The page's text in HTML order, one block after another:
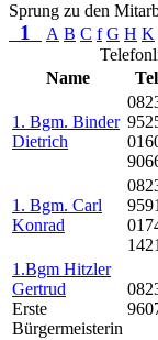
Sprung zu den
1 A B C f G H K
Name
1. Bgm. Binder
Dietrich
1. Bgm. Carl
Konrad
1.Bgm Hitzler
Gertrud
Erste
Bürgermeisterin